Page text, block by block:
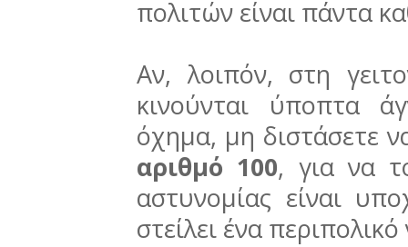
πολιτών είναι πάντα
Αν, λοιπόν, στη
κινούνται ύποπτα
όχημα, μη διστάσετε
αριθμό 100, για να
αστυνομίας είναι
στείλει ένα